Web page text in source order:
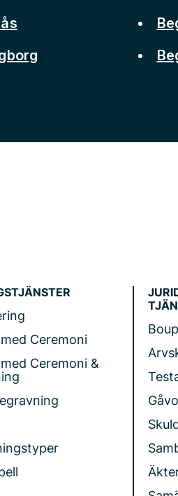
Ceremoni
Ceremoni &